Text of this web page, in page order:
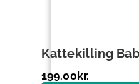
Kattekilling
199.00kr.